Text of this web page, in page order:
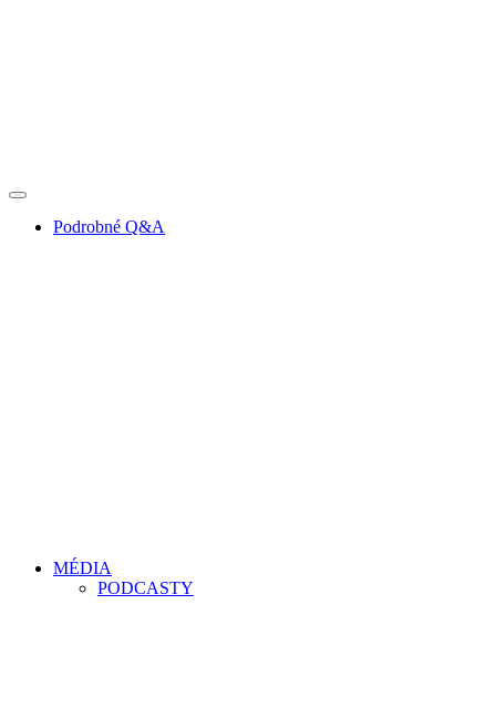
Podrobné Q&A
MÉDIA
PODCASTY